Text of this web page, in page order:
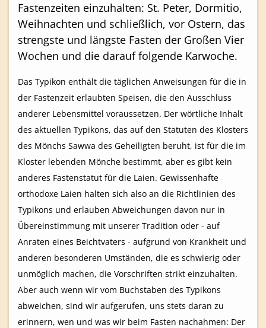
Fastenzeiten einzuhalten: St. Peter, Dormitio,
Weihnachten und schließlich, vor Ostern, das
strengste und längste Fasten der Großen Vier
Wochen und die darauf folgende Karwoche.
Das Typikon enthält die täglichen Anweisungen für die in
der Fastenzeit erlaubten Speisen, die den Ausschluss
anderer Lebensmittel voraussetzen. Der wörtliche Inhalt
des aktuellen Typikons, das auf den Statuten des Klosters
des Mönchs Sawwa des Geheiligten beruht, ist für die im
Kloster lebenden Mönche bestimmt, aber es gibt kein
anderes Fastenstatut für die Laien. Gewissenhafte
orthodoxe Laien halten sich also an die Richtlinien des
Typikons und erlauben Abweichungen davon nur in
Übereinstimmung mit unserer Tradition oder - auf
Anraten eines Beichtvaters - aufgrund von Krankheit und
anderen besonderen Umständen, die es schwierig oder
unmöglich machen, die Vorschriften strikt einzuhalten.
Aber auch wenn wir vom Buchstaben des Typikons
abweichen, sind wir aufgerufen, uns stets daran zu
erinnern, wen und was wir beim Fasten nachahmen: Der